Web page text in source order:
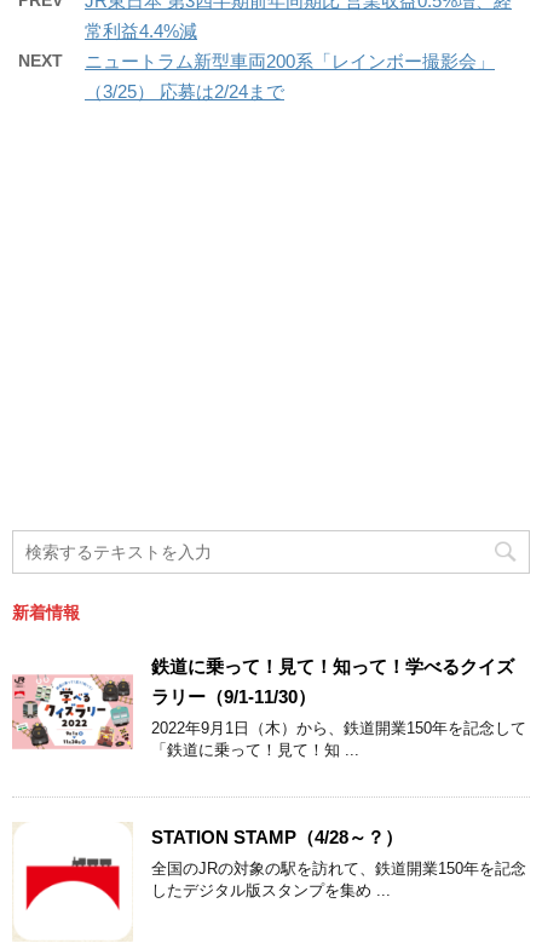
常利益4.4%減
NEXT
ニュートラム新型車両200系「レインボー撮影会」
（3/25） 応募は2/24まで
新着情報
鉄道に乗って！見て！知って！学べるクイズ
ラリー（9/1-11/30）
2022年9月1日（木）から、鉄道開業150年を記念して
「鉄道に乗って！見て！知 ...
STATION STAMP（4/28～？）
全国のJRの対象の駅を訪れて、鉄道開業150年を記念
したデジタル版スタンプを集め ...